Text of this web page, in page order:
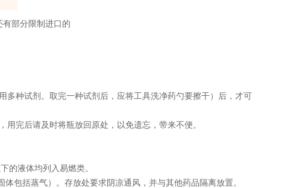
部分限制进口的
多种试剂。取完一种试剂后，应将工具洗净药勺要擦干）后，才可
完后请及时将瓶放回原处，以免遗忘，带来不便。
的液体均列入易燃类。
包括蒸气）。存放处要求阴凉通风，并与其他药品隔离放置。